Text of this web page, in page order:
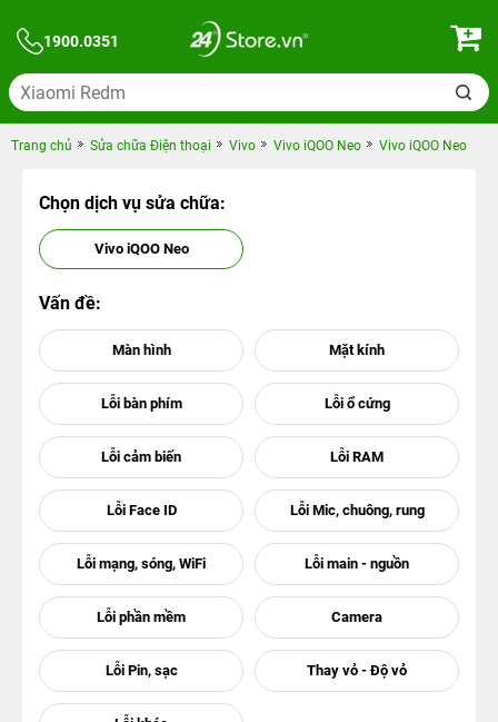
1900.0351
Trang chủ Sửa chữa Điện thoại Vivo Vivo iQOO Neo Vivo iQOO Neo
Chọn dịch vụ sửa chữa:
Vivo iQOO Neo
Vấn đề: